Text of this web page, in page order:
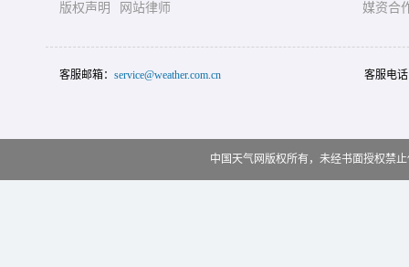
版权声明
网站律师
媒资合
客服邮箱： service@weather.com.cn 客服电
中国天气网版权所有，未经书面授权